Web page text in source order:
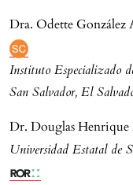
Dra. Odette González
Instituto Especializado
San Salvador, El
Dr. Douglas Henrique
Universidad Estatal de